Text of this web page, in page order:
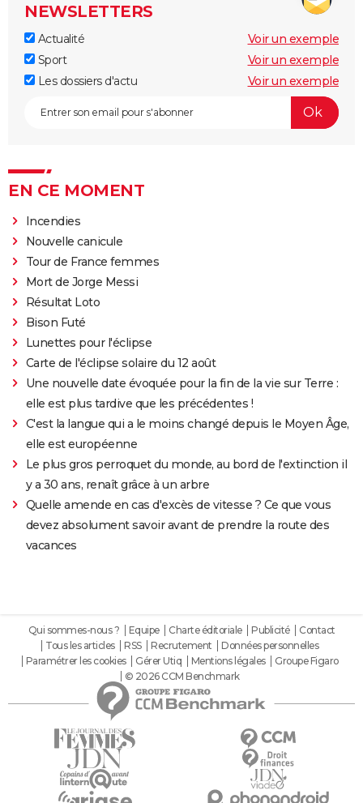
NEWSLETTERS
Actualité
Voir un exemple
Sport
Voir un exemple
Les dossiers d'actu
Voir un exemple
EN CE MOMENT
Incendies
Nouvelle canicule
Tour de France femmes
Mort de Jorge Messi
Résultat Loto
Bison Futé
Lunettes pour l'éclipse
Carte de l'éclipse solaire du 12 août
Une nouvelle date évoquée pour la fin de la vie sur Terre :
elle est plus tardive que les précédentes !
C'est la langue qui a le moins changé depuis le Moyen Âge,
elle est européenne
Le plus gros perroquet du monde, au bord de l'extinction il
y a 30 ans, renaît grâce à un arbre
Quelle amende en cas d'excès de vitesse ? Ce que vous
devez absolument savoir avant de prendre la route des
vacances
Qui sommes-nous ? Equipe Charte éditoriale Publicité
Contact
Tous les articles
RSS Recrutement
Données personnelles
Paramétrer les cookies
Gérer Utiq Mentions légales
Groupe Figaro
© 2026 CCM Benchmark